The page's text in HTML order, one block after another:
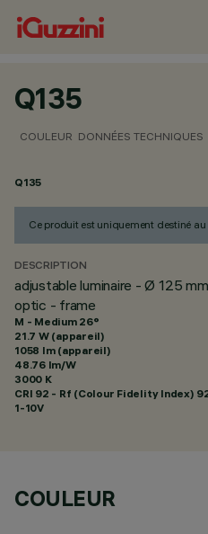
Q135
COULEUR DONNÉES TECHNIQUES
Q135
Ce produit est uniquement destiné
DESCRIPTION
adjustable luminaire - Ø 125
optic - frame
M - Medium 26°
21.7 W (appareil)
1058 lm (appareil)
48.76 lm/W
3000 K
CRI 92 - Rf (Colour Fidelity Index)
1-10V
COULEUR